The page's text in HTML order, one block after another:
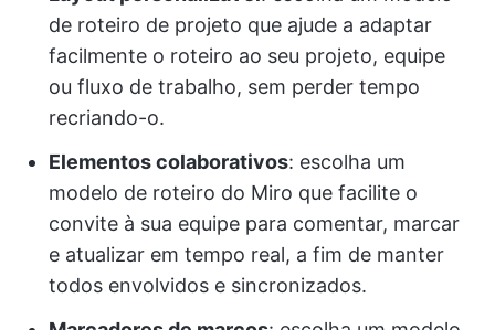
de roteiro de projeto que ajude a adaptar
facilmente o roteiro ao seu projeto, equipe
ou fluxo de trabalho, sem perder tempo
recriando-o.
Elementos colaborativos: escolha um
modelo de roteiro do Miro que facilite o
convite à sua equipe para comentar, marcar
e atualizar em tempo real, a fim de manter
todos envolvidos e sincronizados.